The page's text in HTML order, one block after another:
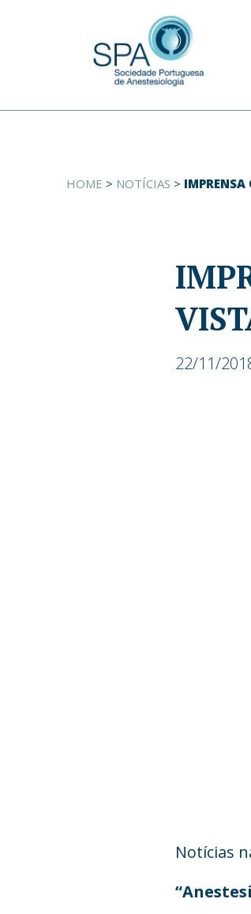
HOME > NOTÍCIAS > IMPRENSA
22/11/
Notícias